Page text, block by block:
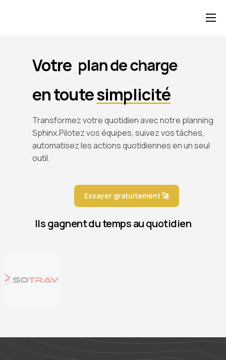
Votre plandecharge
en toutesimplicité
Transformez votre quotidien avec notre planning
Sphinx.Pilotez vos équipes, suivez vos tâches,
automatisez les actions quotidiennes en un seul
outil.
Essayer gratuitement 🚀
Ils gagnent du temps au quotidien